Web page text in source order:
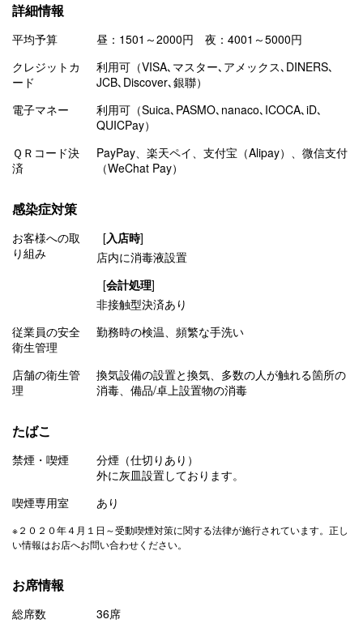
詳細情報
平均予算
昼：1501～2000円 夜：4001～5000円
クレジットカ
ード
利用可（VISA､マスター､アメックス､DINERS､
JCB､Discover､銀聯）
電子マネー
利用可（Suica､PASMO､nanaco､ICOCA､iD､
QUICPay）
ＱＲコード決
済
PayPay、楽天ペイ、支付宝（Alipay）、微信支付
（WeChat Pay）
感染症対策
お客様への取
り組み
[入店時]
店内に消毒液設置
[会計処理]
非接触型決済あり
従業員の安全
衛生管理
勤務時の検温 頻繁な手洗い
店舗の衛生管
理
換気設備の設置と換気
多数の人が触れる箇所の
消毒
備品/卓上設置物の消毒
たばこ
禁煙・喫煙
分煙（仕切りあり）
外に灰皿設置しております。
喫煙専用室
あり
※２０２０年４月１日～受動喫煙対策に関する法律が施行されています。正し
い情報はお店へお問い合わせください。
お席情報
総席数
36席